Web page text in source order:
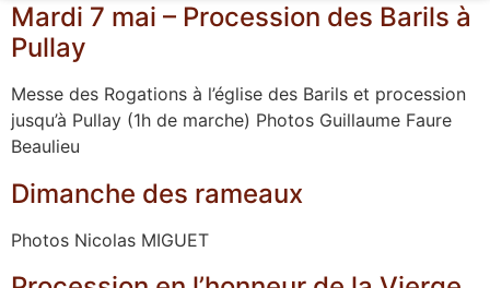
Mardi 7 mai – Procession des Barils à
Pullay
Messe des Rogations à l’église des Barils et procession
jusqu’à Pullay (1h de marche) Photos Guillaume Faure
Beaulieu
Dimanche des rameaux
Photos Nicolas MIGUET